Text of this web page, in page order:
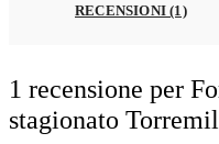
RECENSIONI (1)
1 recensione per
stagionato